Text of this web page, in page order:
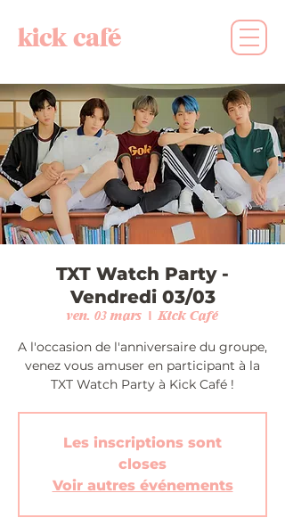
kick café
TXT Watch Party -
Vendredi 03/03
ven. 03 mars
  |
Kick Café
A l'occasion de l'anniversaire du groupe,
venez vous amuser en participant à la
TXT Watch Party à Kick Café !
Les inscriptions sont
closes
Voir autres événements